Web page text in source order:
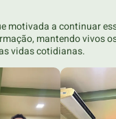
motivada a continuar
mantendo vivos
vidas cotidianas.